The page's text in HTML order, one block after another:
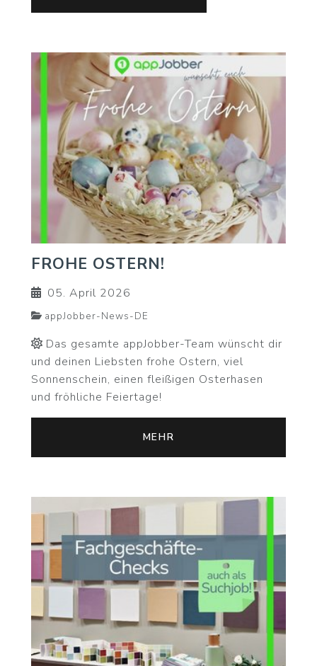
FROHE OSTERN!
05. April 2026
appJobber-News-DE
Das gesamte appJobber-Team wünscht dir
und deinen Liebsten frohe Ostern, viel
Sonnenschein, einen fleißigen Osterhasen
und fröhliche Feiertage!
MEHR